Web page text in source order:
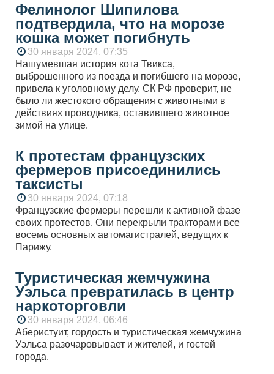
Фелинолог Шипилова
подтвердила, что на морозе
кошка может погибнуть
30 января 2024, 07:35
Нашумевшая история кота Твикса,
выброшенного из поезда и погибшего на морозе,
привела к уголовному делу. СК РФ проверит, не
было ли жестокого обращения с животными в
действиях проводника, оставившего животное
зимой на улице.
К протестам французских
фермеров присоединились
таксисты
30 января 2024, 07:18
Французские фермеры перешли к активной фазе
своих протестов. Они перекрыли тракторами все
восемь основных автомагистралей, ведущих к
Парижу.
Туристическая жемчужина
Уэльса превратилась в центр
наркоторговли
30 января 2024, 06:46
Аберистуит, гордость и туристическая жемчужина
Уэльса разочаровывает и жителей, и гостей
города.